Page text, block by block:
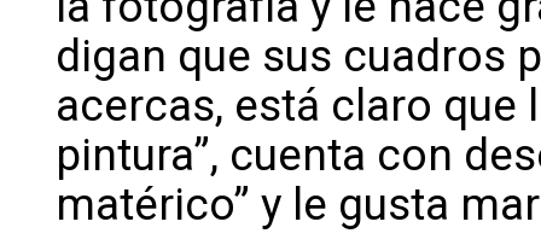
digan que sus cuadros
acercas, está claro que
pintura”, cuenta con
matérico” y le gusta